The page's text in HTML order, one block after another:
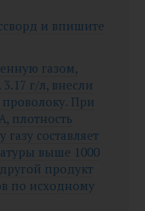
и впишите
газом,
г/л, внесли
При
плотность
составляет
выше 1000
продукт
по исходному